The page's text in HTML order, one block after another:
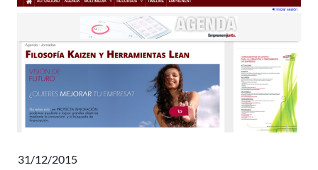
31/12/2015